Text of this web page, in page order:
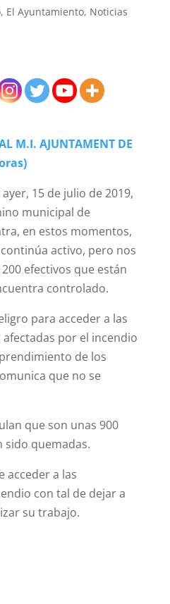
, El Ayuntamiento, Noticias
M.I. AJUNTAMENT DE
15 de julio de 2019,
municipal de
en estos momentos,
activo, pero nos
efectivos que están
controlado.
para acceder a las
por el incendio
de los
que no se
que son unas 900
sido quemadas.
acceder a las
con tal de dejar a
su trabajo.